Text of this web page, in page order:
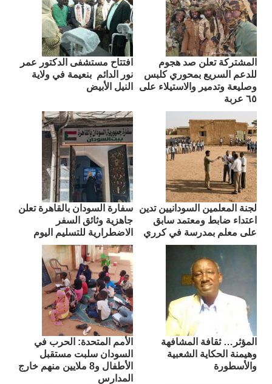
المشتركة تعلن صد هجوم
للدعم السريع بمحوري كلبس
وصليعة وتدمير والاستيلاء على
٦٥ عربة
افتتاح مستشفى الدكتور عمر
نور الدائم بنعيمة في ولاية
النيل الأبيض
لجنة المعلمين السودانيين تدين
اعتداء ضابط ومعتمد سابق
على معلم بمدرسة في كرري
سفارة السودان بالقاهرة تعلن
جاهزية وثائق السفر
الاضطرارية للتسليم اليوم
المؤثر… ثقافة المشافهة
وهيمنة الحكاية الشعبية
والأسطورة
الأمم المتحدة: الحرب في
السودان سلبت مستقبل
الأطفال و8 ملايين منهم خارج
المدارس